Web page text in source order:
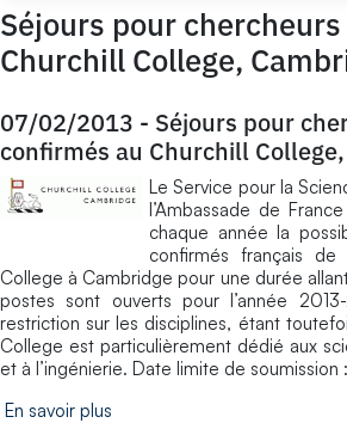
Séjours pour
Churchill College,
07/02/2013 - Séjours pour
confirmés au Churchill
Le Service pour la
l’Ambassade de
chaque année la
confirmés français de
College à Cambridge pour une durée
postes sont ouverts pour l’année
restriction sur les disciplines, étant
College est particulièrement dédié aux
et à l’ingénierie. Date limite de soumission :
En savoir plus